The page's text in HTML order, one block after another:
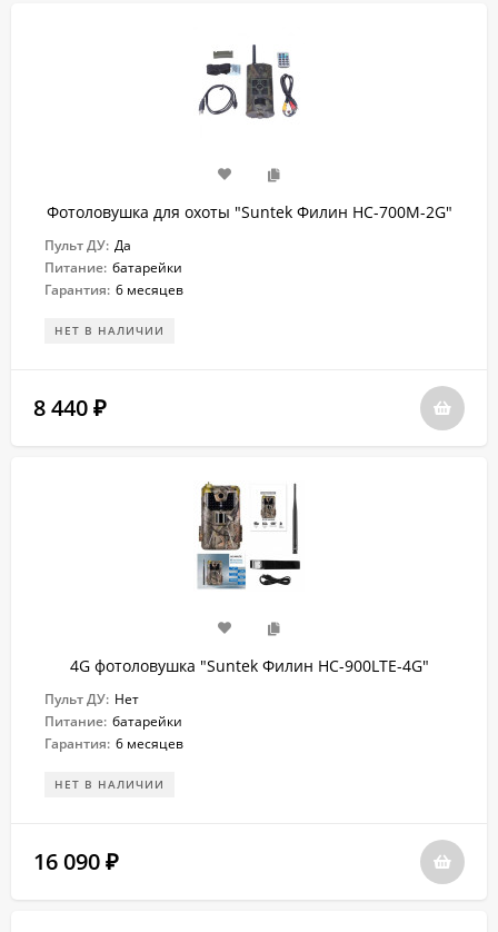
Фотоловушка для охоты "Suntek Филин HC-700M-2G"
Пульт ДУ: Да
Питание: батарейки
Гарантия: 6 месяцев
НЕТ В НАЛИЧИИ
8 440 ₽
4G фотоловушка "Suntek Филин HC-900LTE-4G"
Пульт ДУ: Нет
Питание: батарейки
Гарантия: 6 месяцев
НЕТ В НАЛИЧИИ
16 090 ₽